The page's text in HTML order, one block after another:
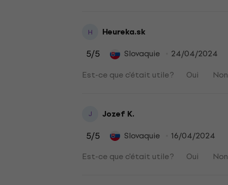
H Heureka.sk
5/5 Slovaquie
24/04/2024
Est-ce que c'était utile ?
Oui Non
J Jozef K.
5/5 Slovaquie
16/04/2024
Est-ce que c'était utile ?
Oui Non